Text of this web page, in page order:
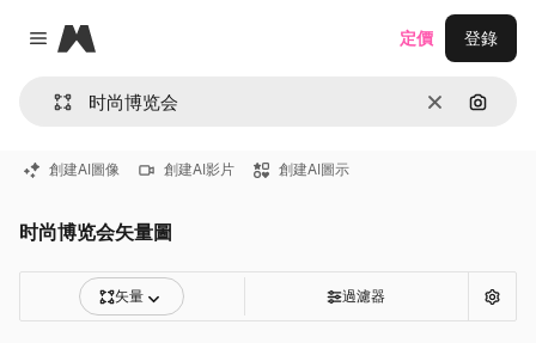
Close menu
Magnific
清除 通過圖
定價 登錄
創建AI圖像 創建AI影片 創建AI圖示
时尚博览会矢量圖
矢量 過濾器